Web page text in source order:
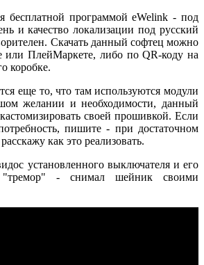
бесплатной программой eWelink - под
и качество локализации под русский
Скачать данный софтец можно
ПлейМаркете, либо по QR-коду на
коробке.
еще то, что там используются модули
желании и необходимости, данный
своей прошивкой. Если
пишите - при достаточном
как это реализовать.
установленного выключателя и его
- снимал шейник своими